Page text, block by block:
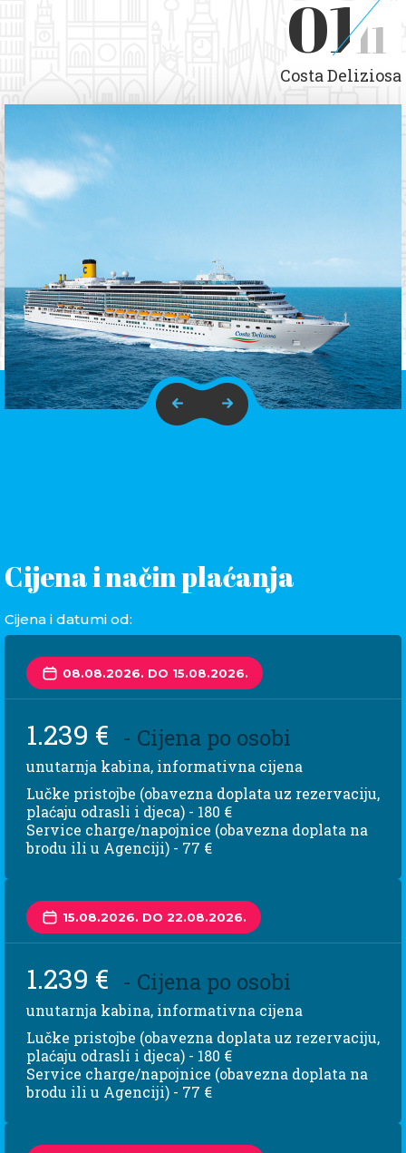
0111
Costa Deliziosa
Cijena i način plaćanja
Cijena i datumi od:
08.08.2026. DO 15.08.2026.
1.239 € - Cijena po osobi
unutarnja kabina, informativna cijena
Lučke pristojbe (obavezna doplata uz rezervaciju,
plaćaju odrasli i djeca) - 180 €
Service charge/napojnice (obavezna doplata na
brodu ili u Agenciji) - 77 €
15.08.2026. DO 22.08.2026.
1.239 € - Cijena po osobi
unutarnja kabina, informativna cijena
Lučke pristojbe (obavezna doplata uz rezervaciju,
plaćaju odrasli i djeca) - 180 €
Service charge/napojnice (obavezna doplata na
brodu ili u Agenciji) - 77 €